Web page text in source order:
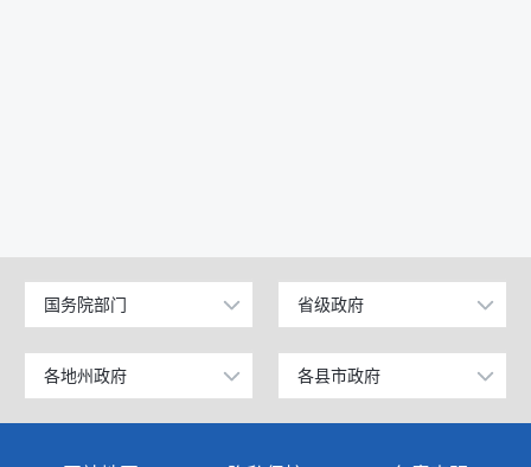
国务院部门
公安部
工业和信息化部
科学技术部
省级政府
北京
上海
广东
各地州政府
乌鲁木齐市
各县市政府
昌吉市